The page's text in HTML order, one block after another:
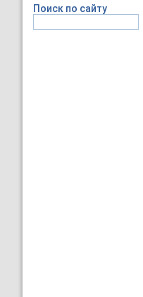
Поиск по сайту